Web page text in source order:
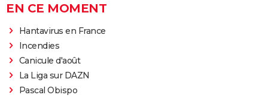
EN CE MOMENT
Hantavirus en France
Incendies
Canicule d'août
La Liga sur DAZN
Pascal Obispo